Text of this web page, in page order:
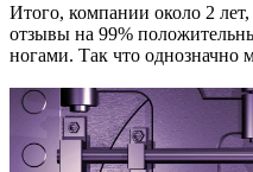
Итого, компании около 2
отзывы на 99%
ногами. Так что однозначно